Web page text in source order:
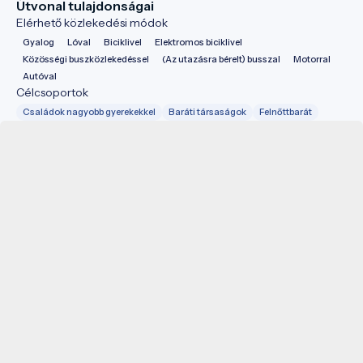
Útvonal tulajdonságai
Elérhető közlekedési módok
Gyalog Lóval Biciklivel
Elektromos biciklivel
Közösségi buszközlekedéssel
(Az utazásra bérelt) busszal
Motorral
Autóval
Célcsoportok
Családok nagyobb gyerekekkel Baráti társaságok Felnőttbarát